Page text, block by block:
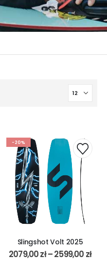
-20%
Slingshot Volt 2025
2079,00zł–2599,00 zł